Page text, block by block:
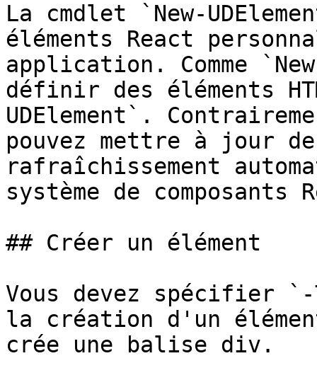
La cmdlet `New-
éléments React
application. Comme
définir des éléments
UDElement`.
pouvez mettre à jour
rafraîchissement
système de composants
## Créer un élément
Vous devez spécifier
la création d'un
crée une balise div.